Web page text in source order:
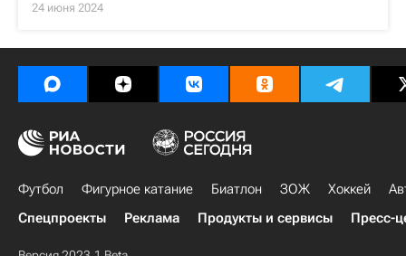
24 июня 2024
Футбол Фигурное катание Биатлон ЗОЖ Хоккей
Спецпроекты
Реклама Продукты и сервисы Пресс-